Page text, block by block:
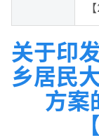
关于印
乡居民
方案